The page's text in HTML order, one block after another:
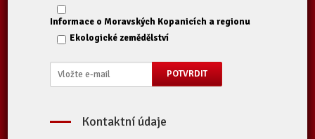
Informace o Moravských Kopanicích a regionu
Ekologické zemědělství
Kontaktní údaje